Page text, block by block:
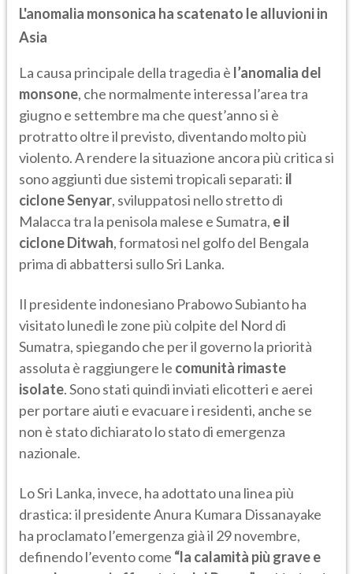
L'anomalia monsonica ha scatenato le alluvioni in
Asia
La causa principale della tragedia è l’anomalia del
monsone, che normalmente interessa l’area tra
giugno e settembre ma che quest’anno si è
protratto oltre il previsto, diventando molto più
violento. A rendere la situazione ancora più critica si
sono aggiunti due sistemi tropicali separati: il
ciclone Senyar, sviluppatosi nello stretto di
Malacca tra la penisola malese e Sumatra, e il
ciclone Ditwah, formatosi nel golfo del Bengala
prima di abbattersi sullo Sri Lanka.
Il presidente indonesiano Prabowo Subianto ha
visitato lunedì le zone più colpite del Nord di
Sumatra, spiegando che per il governo la priorità
assoluta è raggiungere le comunità rimaste
isolate. Sono stati quindi inviati elicotteri e aerei
per portare aiuti e evacuare i residenti, anche se
non è stato dichiarato lo stato di emergenza
nazionale.
Lo Sri Lanka, invece, ha adottato una linea più
drastica: il presidente Anura Kumara Dissanayake
ha proclamato l’emergenza già il 29 novembre,
definendo l’evento come “la calamità più grave e